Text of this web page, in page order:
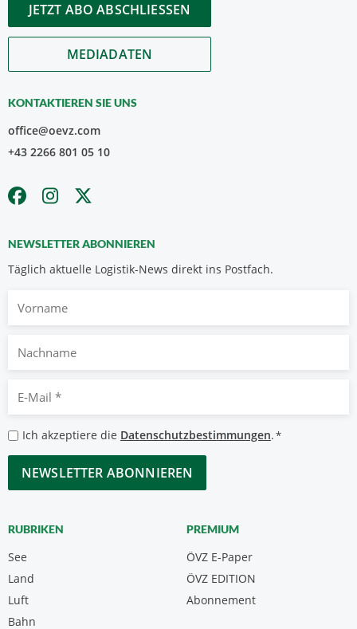
JETZT ABO ABSCHLIESSEN
MEDIADATEN
KONTAKTIEREN SIE UNS
office@oevz.com
+43 2266 801 05 10
NEWSLETTER ABONNIEREN
Täglich aktuelle Logistik-News direkt ins Postfach.
Nachname
Mail
*
Datenschutzbestimmungen
*
Ich akzeptiere die Datenschutzbestimmungen.*
CAPTCHA
RUBRIKEN
See
Land
Luft
Bahn
PREMIUM
ÖVZ E-Paper
Abonnement
ÖVZ EDITION